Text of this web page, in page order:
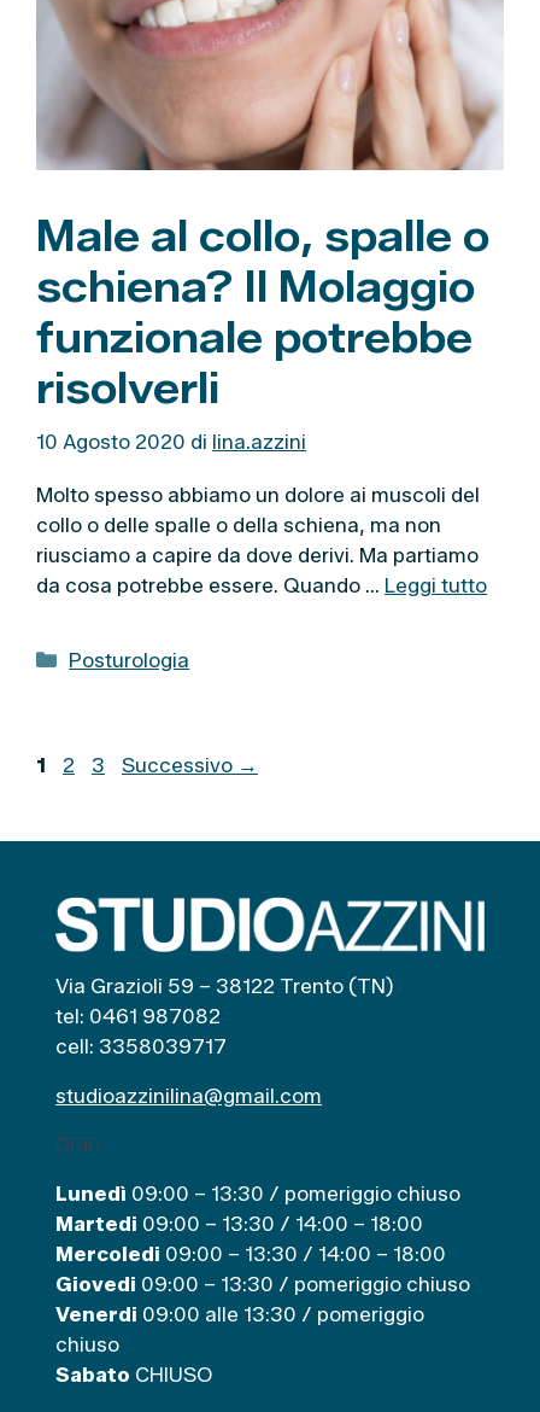
i
Male al collo, spalle o
schiena? Il Molaggio
funzionale potrebbe
risolverli
10 Agosto 2020 di lina.azzini
Molto spesso abbiamo un dolore ai muscoli del
collo o delle spalle o della schiena, ma non
riusciamo a capire da dove derivi. Ma partiamo
da cosa potrebbe essere. Quando … Leggi tutto
C
g
r
e
Posturologia
P
1
P
a
2
P
a
3 Successivo →
Via Grazioli 59 – 38122 Trento (TN)
tel: 0461 987082
cell: 3358039717
studioazzinilina@gmail.com
Orari
Lunedì 09:00 – 13:30 / pomeriggio chiuso
Martedi 09:00 – 13:30 / 14:00 – 18:00
Mercoledi 09:00 – 13:30 / 14:00 – 18:00
Giovedi 09:00 – 13:30 / pomeriggio chiuso
Venerdi 09:00 alle 13:30 / pomeriggio
chiuso
Sabato CHIUSO